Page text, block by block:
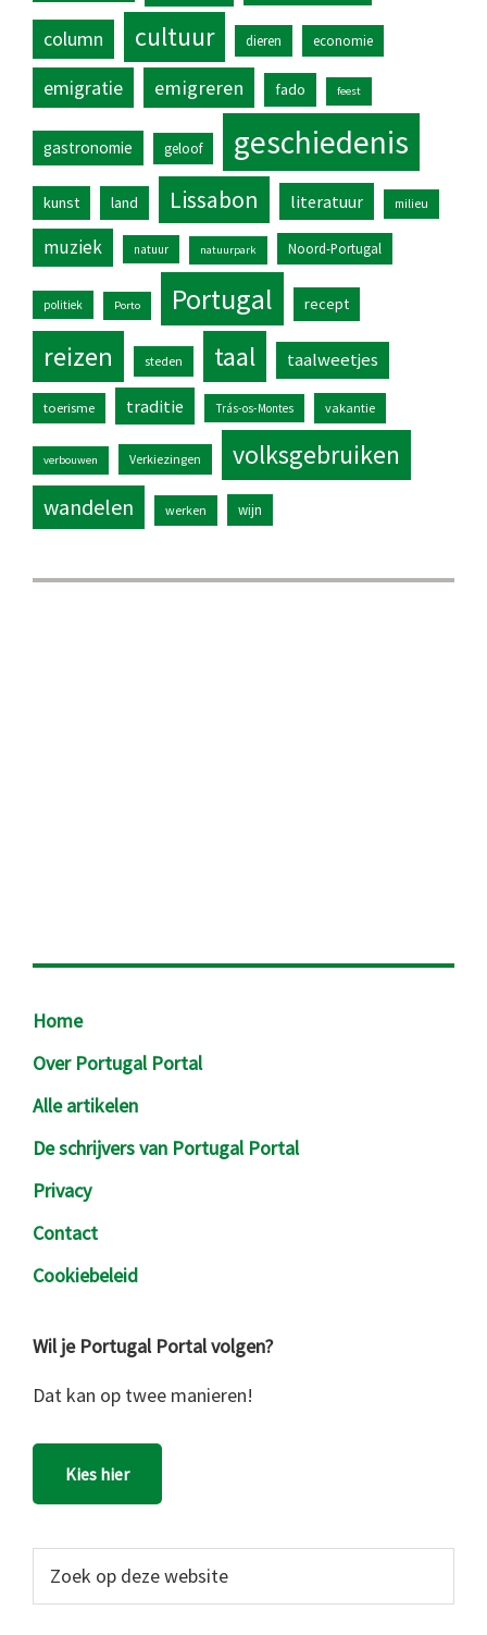
column cultuur dieren economie
emigratie emigreren fado feest
gastronomie geloof geschiedenis
kunst land Lissabon literatuur milieu
muziek natuur natuurpark Noord-Portugal
politiek Porto Portugal recept
reizen steden taal taalweetjes
toerisme traditie Trás-os-Montes vakantie
verbouwen Verkiezingen volksgebruiken
wandelen werken wijn
Footer
Home
Over Portugal Portal
Alle artikelen
De schrijvers van Portugal Portal
Privacy
Contact
Cookiebeleid
Wil je Portugal Portal volgen?
Dat kan op twee manieren!
Kies hier